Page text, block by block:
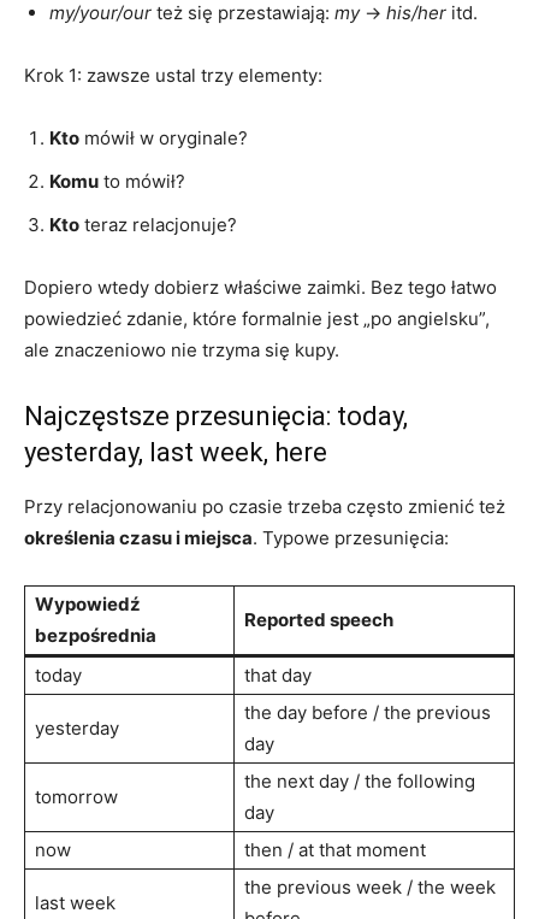
my/your/our też się przestawiają: my→ his/her itd.
Krok 1: zawsze ustal trzy elementy:
Kto mówił w oryginale?
Komu to mówił?
Kto teraz relacjonuje?
Dopiero wtedy dobierz właściwe zaimki. Bez tego łatwo
powiedzieć zdanie, które formalnie jest „po angielsku”,
ale znaczeniowo nie trzyma się kupy.
Najczęstsze przesunięcia: today,
yesterday, last week, here
Przy relacjonowaniu po czasie trzeba często zmienić też
określenia czasu i miejsca. Typowe przesunięcia:
Wypowiedź
bezpośrednia
Reported speech
today that day
yesterday
the day before / the previous
day
tomorrow
the next day / the following
day
now
then / at that moment
last week
the previous week / the week